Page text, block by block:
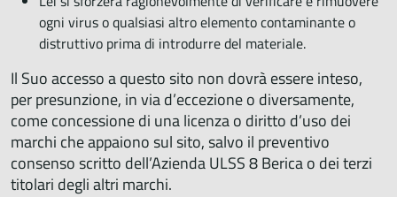
ogni virus o qualsiasi altro elemento contaminante o
distruttivo prima di introdurre del materiale.
Il Suo accesso a questo sito non dovrà essere inteso,
per presunzione, in via d’eccezione o diversamente,
come concessione di una licenza o diritto d’uso dei
marchi che appaiono sul sito, salvo il preventivo
consenso scritto dell’Azienda ULSS 8 Berica o dei terzi
titolari degli altri marchi.